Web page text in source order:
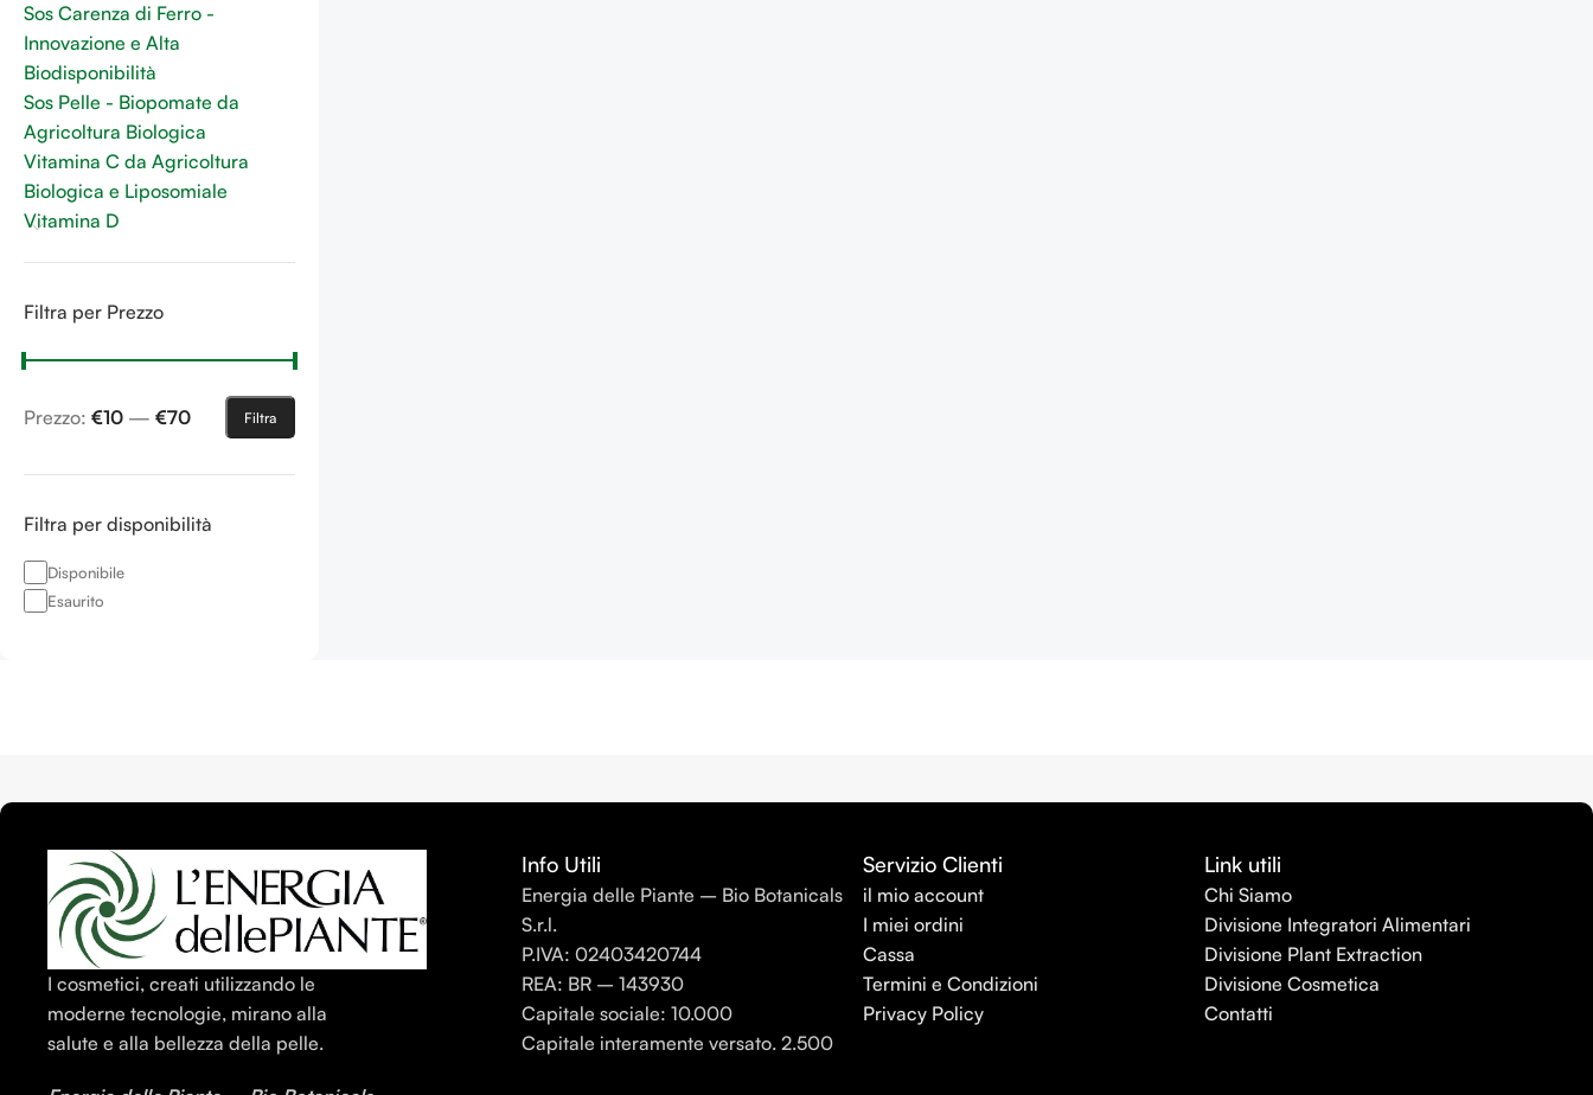
Sos Carenza di Ferro -
Innovazione e Alta
Biodisponibilità
Sos Pelle - Biopomate da
Agricoltura Biologica
Vitamina C da Agricoltura
Biologica e Liposomiale
Vitamina D
Filtra per Prezzo
Filtra
Prezzo: €10 — €70
Filtra per disponibilità
Disponibile
Esaurito
I cosmetici, creati utilizzando le
moderne tecnologie, mirano alla
salute e alla bellezza della pelle.
Info Utili
Energia delle Piante – Bio Botanicals
S.r.l.
P.IVA: 02403420744
REA: BR – 143930
Capitale sociale: 10.000
Capitale interamente versato. 2.500
Servizio Clienti
il mio account
I miei ordini
Cassa
Termini e Condizioni
Privacy Policy
Link utili
Chi Siamo
Divisione Integratori Alimentari
Divisione Plant Extraction
Divisione Cosmetica
Contatti